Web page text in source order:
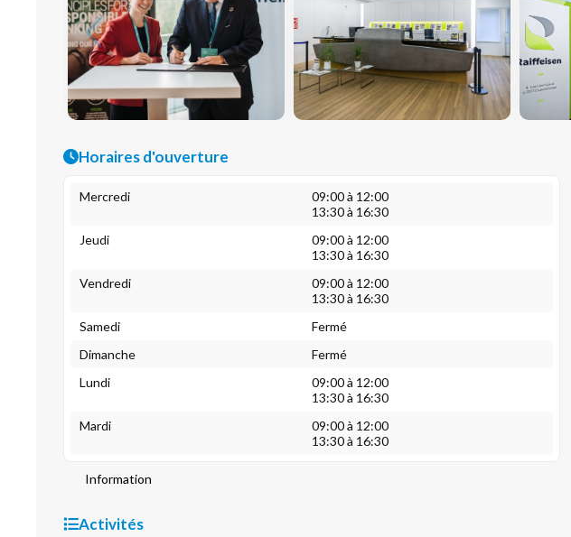
Horaires d'ouverture
Mercredi
09:00 à 12:00
13:30 à 16:30
Jeudi
09:00 à 12:00
13:30 à 16:30
Vendredi
09:00 à 12:00
13:30 à 16:30
Samedi
Fermé
Dimanche
Fermé
Lundi
09:00 à 12:00
13:30 à 16:30
Mardi
09:00 à 12:00
13:30 à 16:30
Information
Activités